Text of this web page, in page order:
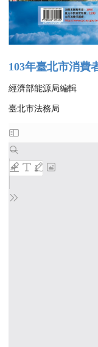
103年臺北市消費
經濟部能源局編輯
臺北市法務局